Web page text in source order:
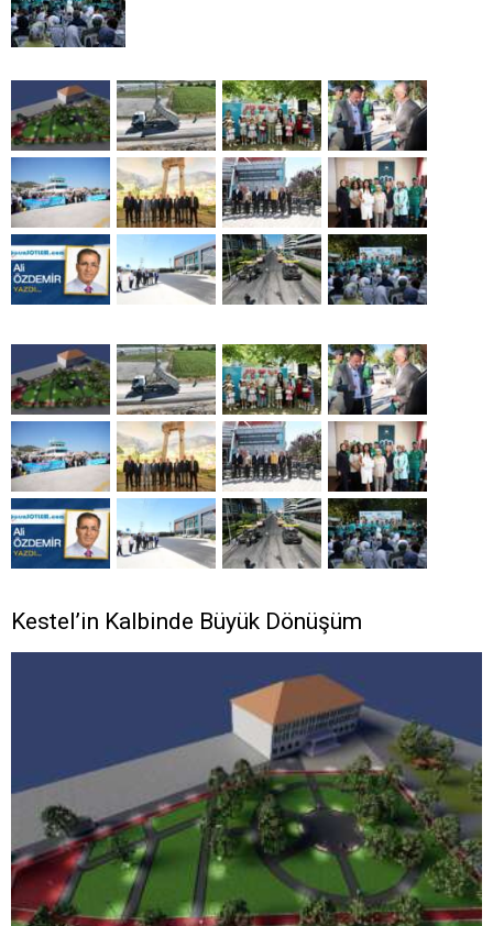
Kestel’in Kalbinde Büyük Dönüşüm